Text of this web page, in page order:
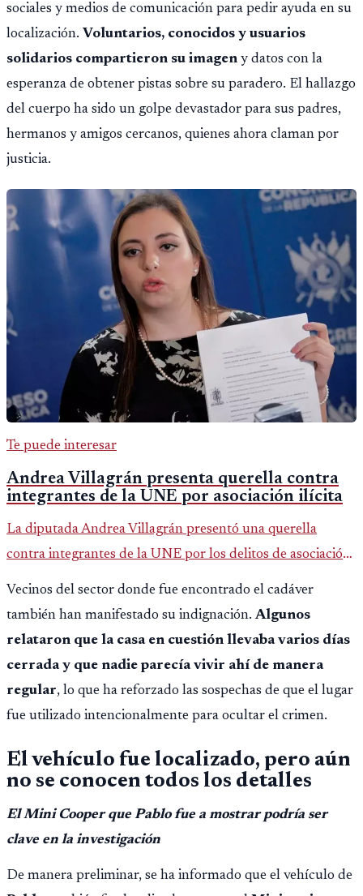
sociales y medios de comunicación para pedir ayuda en su
localización. Voluntarios, conocidos y usuarios
solidarios compartieron su imagen y datos con la
esperanza de obtener pistas sobre su paradero. El hallazgo
del cuerpo ha sido un golpe devastador para sus padres,
hermanos y amigos cercanos, quienes ahora claman por
justicia.
Te puede interesar
Andrea Villagrán presenta querella contra
integrantes de la UNE por asociación ilícita
La diputada Andrea Villagrán presentó una querella
contra integrantes de la UNE por los delitos de asociación
Vecinos del sector donde fue encontrado el cadáver
también han manifestado su indignación.Algunos
relataron que la casa en cuestión llevaba varios días
cerrada y que nadie parecía vivir ahí de manera
regular, lo que ha reforzado las sospechas de que el lugar
fue utilizado intencionalmente para ocultar el crimen.
El vehículo fue localizado, pero aún
no se conocen todos los detalles
El Mini Cooper que Pablo fue a mostrar podría ser
clave en la investigación
De manera preliminar, se ha informado que el vehículo de